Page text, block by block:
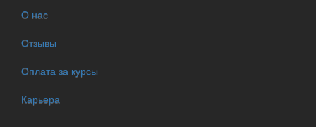
О нас
Отзывы
Оплата за курсы
Карьера